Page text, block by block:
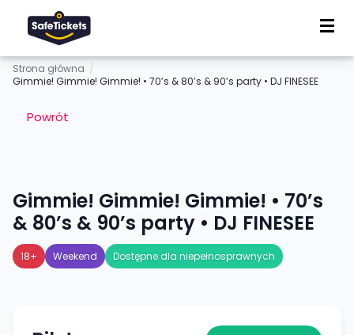
Strona główna /
Gimmie! Gimmie! Gimmie! • 70’s & 80’s & 90’s party • DJ FINESEE
Powrót
Gimmie! Gimmie! Gimmie! • 70’s
& 80’s & 90’s party • DJ FINESEE
18+ Weekend Dostępne dla niepełnosprawnych